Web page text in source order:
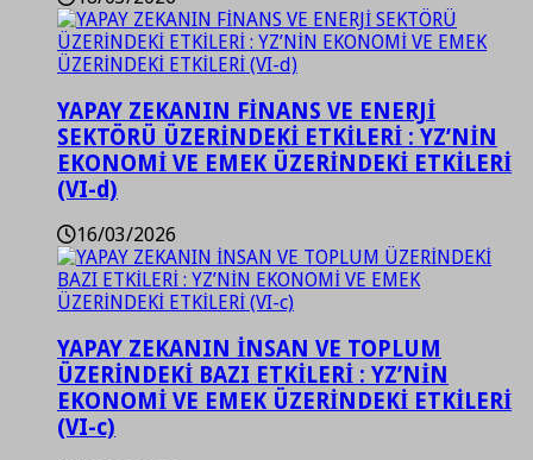
YAPAY ZEKANIN FİNANS VE ENERJİ
SEKTÖRÜ ÜZERİNDEKİ ETKİLERİ : YZ’NİN
EKONOMİ VE EMEK ÜZERİNDEKİ ETKİLERİ
(VI-d)
16/03/2026
YAPAY ZEKANIN İNSAN VE TOPLUM
ÜZERİNDEKİ BAZI ETKİLERİ : YZ’NİN
EKONOMİ VE EMEK ÜZERİNDEKİ ETKİLERİ
(VI-c)